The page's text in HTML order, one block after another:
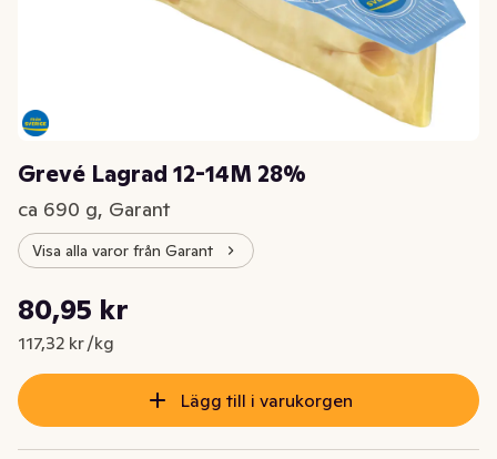
Grevé Lagrad 12-14M 28%
ca 690 g, Garant
Visa alla varor från Garant
Nuvarande pris är: 80,95 kr
80,95 kr
117,32 kr /kg
Styckpris: 117,32 kr /kg
Lägg till i varukorgen